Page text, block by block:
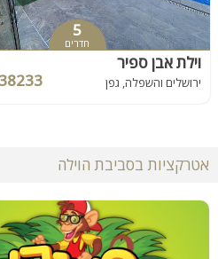
5
חדרים
וילת אבן ספיר
ירושלים והשפלה, גפן
אטרקציות בסביבת הוילה